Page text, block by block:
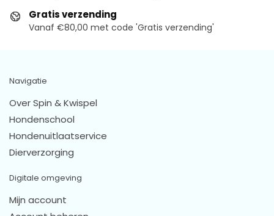
Gratis verzending
Vanaf €80,00 met code 'Gratis verzending'
Navigatie
Over Spin & Kwispel
Hondenschool
Hondenuitlaatservice
Dierverzorging
Digitale omgeving
Mijn account